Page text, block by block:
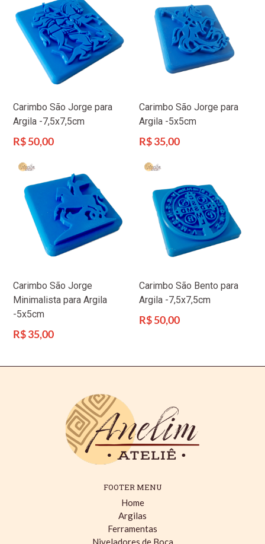
Carimbo São Jorge para
Argila -7,5x7,5cm
Preço
R$ 50,00
Carimbo São Jorge para
Argila -5x5cm
Preço
R$ 35,00
Carimbo São Jorge
Minimalista para Argila
-5x5cm
Preço
R$ 35,00
Carimbo São Bento para
Argila -7,5x7,5cm
Preço
R$ 50,00
FOOTER MENU
Home
Argilas
Ferramentas